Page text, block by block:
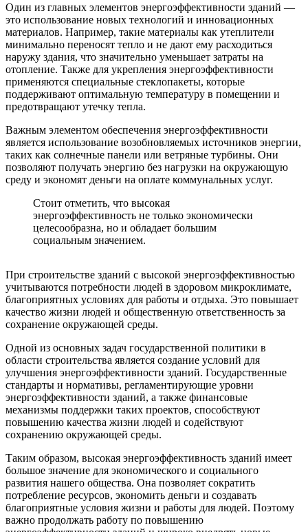
Один из главных элементов энергоэффективности зданий —
это использование новых технологий и инновационных
материалов. Например, такие материалы как утеплители
минимально переносят тепло и не дают ему расходиться
наружу здания, что значительно уменьшает затраты на
отопление. Также для укрепления энергоэффективности
применяются специальные стеклопакеты, которые
поддерживают оптимальную температуру в помещении и
предотвращают утечку тепла.
Важным элементом обеспечения энергоэффективности
является использование возобновляемых источников энергии,
таких как солнечные панели или ветряные турбины. Они
позволяют получать энергию без нагрузки на окружающую
среду и экономят деньги на оплате коммунальных услуг.
Стоит отметить, что высокая
энергоэффективность не только экономически
целесообразна, но и обладает большим
социальным значением.
При строительстве зданий с высокой энергоэффективностью
учитываются потребности людей в здоровом микроклимате,
благоприятных условиях для работы и отдыха. Это повышает
качество жизни людей и общественную ответственность за
сохранение окружающей среды.
Одной из основных задач государственной политики в
области строительства является создание условий для
улучшения энергоэффективности зданий. Государственные
стандарты и нормативы, регламентирующие уровни
энергоэффективности зданий, а также финансовые
механизмы поддержки таких проектов, способствуют
повышению качества жизни людей и содействуют
сохранению окружающей среды.
Таким образом, высокая энергоэффективность зданий имеет
большое значение для экономического и социального
развития нашего общества. Она позволяет сократить
потребление ресурсов, экономить деньги и создавать
благоприятные условия жизни и работы для людей. Поэтому
важно продолжать работу по повышению